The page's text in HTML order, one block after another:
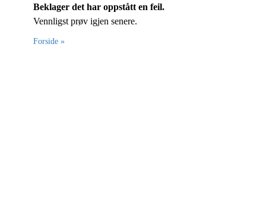
Beklager det har oppstått en feil.
Vennligst prøv igjen senere.
Forside »